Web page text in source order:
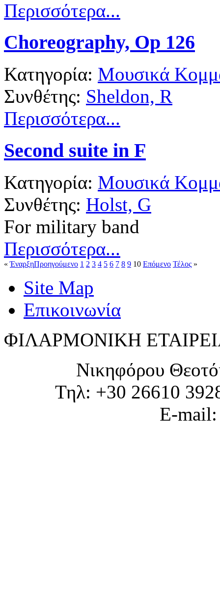
Περισσότερα...
Choreography, Op 126
Κατηγορία: Μουσικά
Συνθέτης: Sheldon, R
Περισσότερα...
Second suite in F
Κατηγορία: Μουσικά
Συνθέτης: Holst, G
For military band
Περισσότερα...
«ΈναρξηΠροηγούμενο 1 2 3 4 5 6 7 8 9 10 Επόμενο Τέλος »
Site Map
Επικοινωνία
ΦΙΛΑΡΜΟΝΙΚΗ
Νικηφόρου
Τηλ: +30 26610
E-